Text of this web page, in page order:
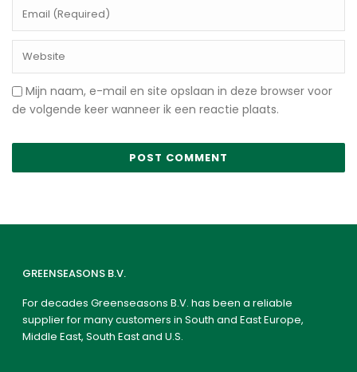
Mijn naam, e-mail en site opslaan in deze browser voor
de volgende keer wanneer ik een reactie plaats.
GREENSEASONS B.V.
For decades Greenseasons B.V. has been a reliable
supplier for many customers in South and East Europe,
Middle East, South East and U.S.